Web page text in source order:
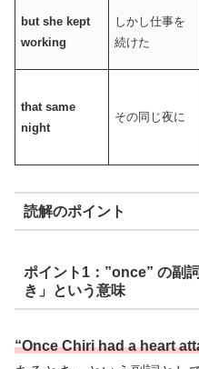
but she kept
working
しかし仕事を
続けた
that same
night
その同じ夜に
読解のポイント
ポイント1：”once” の副
き」という意味
“Once Chiri had a heart